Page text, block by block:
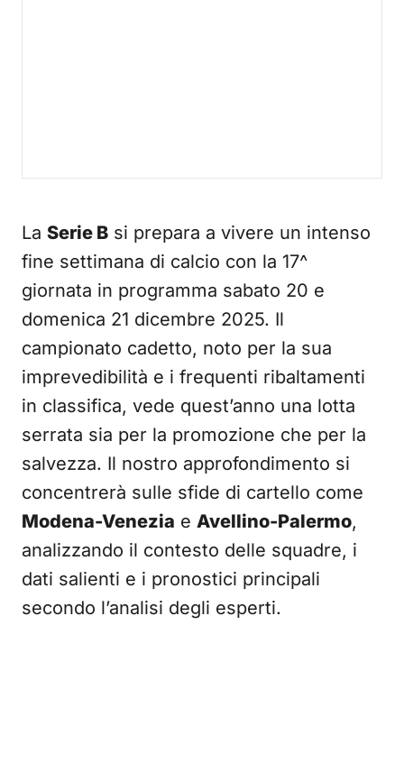
La Serie B si prepara a vivere un intenso
fine settimana di calcio con la 17^
giornata in programma sabato 20 e
domenica 21 dicembre 2025. Il
campionato cadetto, noto per la sua
imprevedibilità e i frequenti ribaltamenti
in classifica, vede quest’anno una lotta
serrata sia per la promozione che per la
salvezza. Il nostro approfondimento si
concentrerà sulle sfide di cartello come
Modena-Venezia e Avellino-Palermo,
analizzando il contesto delle squadre, i
dati salienti e i pronostici principali
secondo l’analisi degli esperti.